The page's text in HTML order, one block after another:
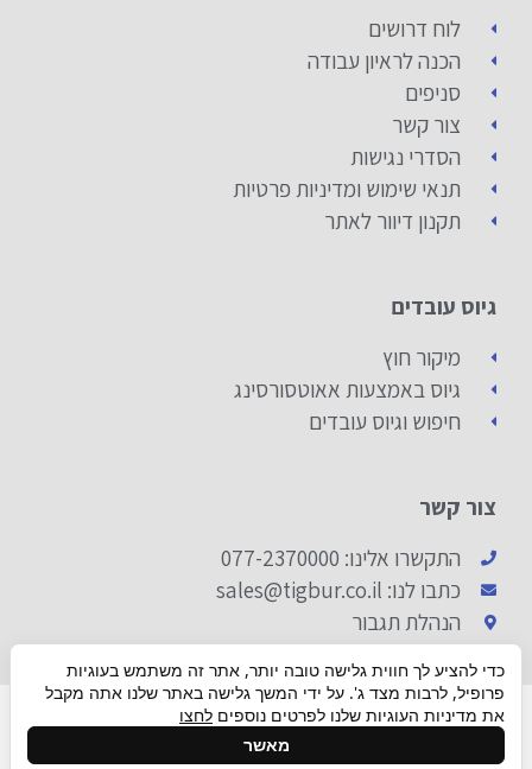
לוח דרושים
הכנה לראיון עבודה
סניפים
צור קשר
הסדרי נגישות
תנאי שימוש ומדיניות פרטיות
תקנון דיוור לאתר
גיוס עובדים
מיקור חוץ
גיוס באמצעות אאוטסורסינג
חיפוש וגיוס עובדים
צור קשר
התקשרו אלינו: 077-2370000
כתבו לנו: sales@tigbur.co.il
הנהלת תגבור
© 2019 ALL RIGHTS RESERVED​
גלילה
כדי להציע לך חווית גלישה טובה יותר, אתר זה משתמש בעוגיות
פרופיל, לרבות מצד ג'. על ידי המשך גלישה באתר שלנו אתה מקבל
את מדיניות העוגיות שלנו לפרטים נוספים לחצו
מאשר